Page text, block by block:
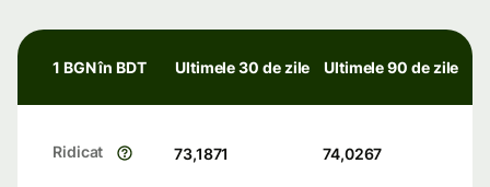
1 BGN în BDT Ultimele 30 de zile Ultimele 90 de zile
Ridicat 73,1871 74,0267